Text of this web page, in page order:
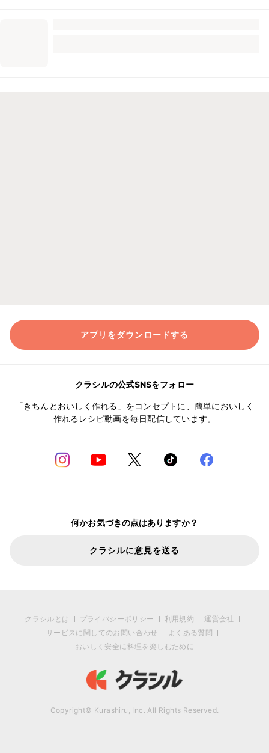
アプリをダウンロードする
クラシルの公式SNSをフォロー
「きちんとおいしく作れる」をコンセプトに、簡単においしく
作れるレシピ動画を毎日配信しています。
何かお気づきの点はありますか？
クラシルに意見を送る
クラシルとは プライバシーポリシー 利用規約
運営会社
サービスに関してのお問い合わせ
よくある質問
おいしく安全に料理を楽しむために
Copyright© Kurashiru, Inc. All Rights Reserved.